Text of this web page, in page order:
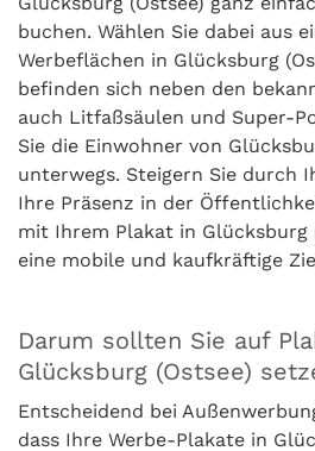
buchen. Wählen Sie dabei aus
Werbeflächen in Glücksburg
befinden sich neben den
auch Litfaßsäulen und Super-
Sie die Einwohner von
unterwegs. Steigern Sie durch
Ihre Präsenz in der
mit Ihrem Plakat in Glücksburg
eine mobile und kaufkräftige
Darum sollten Sie auf
Glücksburg (Ostsee)
Entscheidend bei
dass Ihre Werbe-Plakate in